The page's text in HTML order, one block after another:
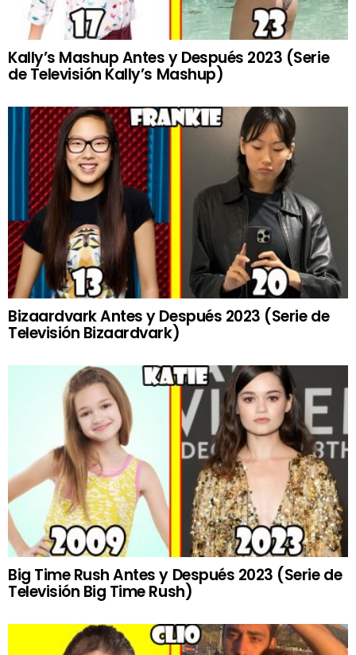
Kally’s Mashup Antes y Después 2023 (Serie
de Televisión Kally’s Mashup)
Bizaardvark Antes y Después 2023 (Serie de
Televisión Bizaardvark)
Big Time Rush Antes y Después 2023 (Serie de
Televisión Big Time Rush)